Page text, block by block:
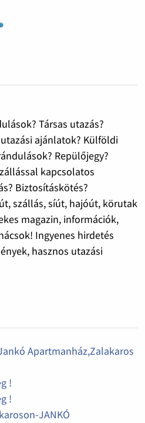
Társas utazás?
ajánlatok? Külföldi
Repülőjegy?
kapcsolatos
Biztosításkötés?
szállás, síút, hajóút, körutak
magazin, információk,
Ingyenes hirdetés
hasznos utazási
Apartmanház,Zalakaros
!
!
JANKÓ